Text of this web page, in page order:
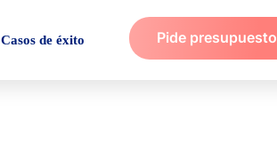
Casos de éxito Pide presupuesto